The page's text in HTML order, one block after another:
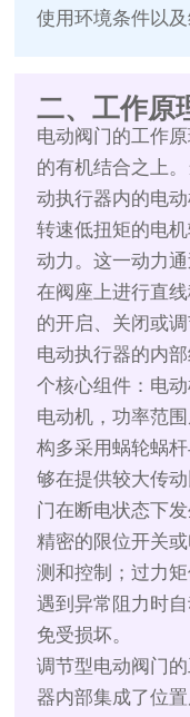
使用环境条件以
二、工作原
电动阀门的工作
的有机结合之上
动执行器内的电
转速低扭矩的电
动力。这一动力
在阀座上进行直
的开启、关闭或调
电动执行器的内
个核心组件：电
电动机，功率范
构多采用蜗轮蜗
够在提供较大传
门在断电状态下
精密的限位开关
测和控制；过力
遇到异常阻力时
免受损坏。
调节型电动阀门
器内部集成了位